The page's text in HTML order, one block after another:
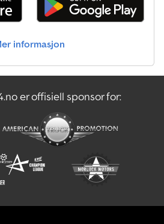
informasjon
er offisiell sponsor for: